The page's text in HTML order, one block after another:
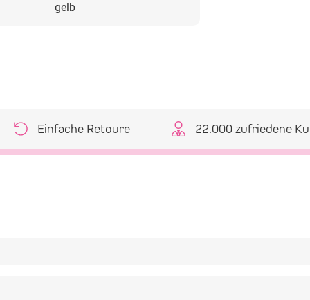
gelb
Einfache Retoure 22.000 zufriedene